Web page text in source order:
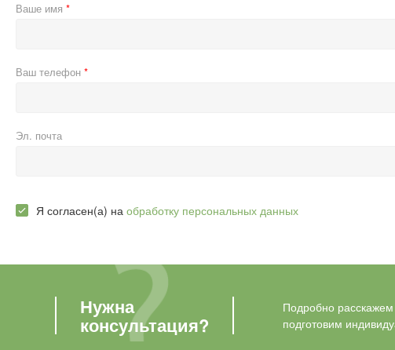
Ваше имя
Ваш телефон
Эл. почта
Я согласен(а) на обработку персональных данных
Нужна
консультация?
Подробно расскажем
подготовим